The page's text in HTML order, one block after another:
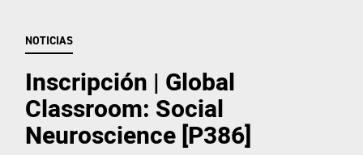
NOTICIAS
Inscripción | Global
Classroom: Social
Neuroscience [P386]